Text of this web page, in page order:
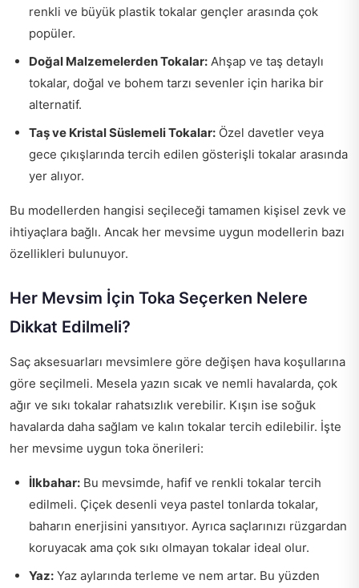
renkli ve büyük plastik tokalar gençler arasında çok
popüler.
Doğal Malzemelerden Tokalar: Ahşap ve taş detaylı
tokalar, doğal ve bohem tarzı sevenler için harika bir
alternatif.
Taş ve Kristal Süslemeli Tokalar: Özel davetler veya
gece çıkışlarında tercih edilen gösterişli tokalar arasında
yer alıyor.
Bu modellerden hangisi seçileceği tamamen kişisel zevk ve
ihtiyaçlara bağlı. Ancak her mevsime uygun modellerin bazı
özellikleri bulunuyor.
Her Mevsim İçin Toka Seçerken Nelere
Dikkat Edilmeli?
Saç aksesuarları mevsimlere göre değişen hava koşullarına
göre seçilmeli. Mesela yazın sıcak ve nemli havalarda, çok
ağır ve sıkı tokalar rahatsızlık verebilir. Kışın ise soğuk
havalarda daha sağlam ve kalın tokalar tercih edilebilir. İşte
her mevsime uygun toka önerileri:
İlkbahar: Bu mevsimde, hafif ve renkli tokalar tercih
edilmeli. Çiçek desenli veya pastel tonlarda tokalar,
baharın enerjisini yansıtıyor. Ayrıca saçlarınızı rüzgardan
koruyacak ama çok sıkı olmayan tokalar ideal olur.
Yaz: Yaz aylarında terleme ve nem artar. Bu yüzden